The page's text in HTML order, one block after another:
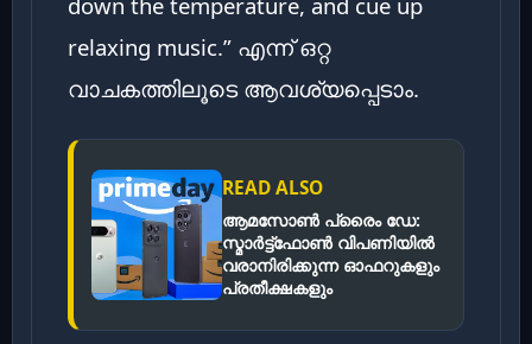
relaxing music.” എന്ന് ഒറ്റ
വാചകത്തിലൂടെ ആവശ്യപ്പെടാം.
READ ALSO
ആമസോൺ പ്രൈം ഡേ:
സ്മാർട്ട്ഫോൺ വിപണിയിൽ
വരാനിരിക്കുന്ന ഓഫറുകളും
പ്രതീക്ഷകളും